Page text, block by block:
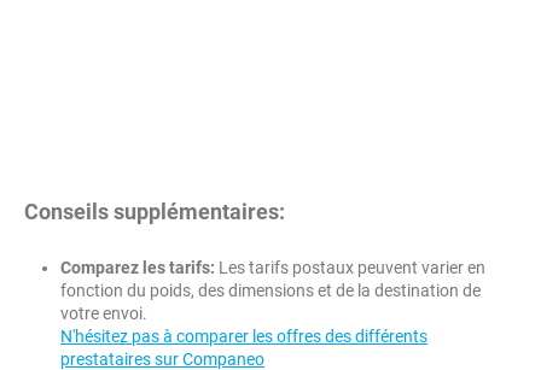
Conseils supplémentaires:
Comparez les tarifs: Les tarifs postaux peuvent varier en
fonction du poids, des dimensions et de la destination de
votre envoi.
N'hésitez pas à comparer les offres des différents
prestataires sur Companeo